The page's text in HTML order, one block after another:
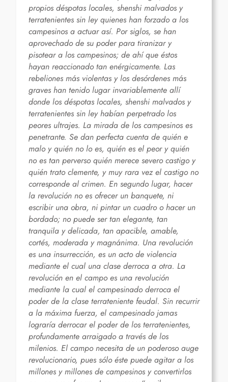
propios déspotas locales, shenshi malvados y
terratenientes sin ley quienes han forzado a los
campesinos a actuar así. Por siglos, se han
aprovechado de su poder para tiranizar y
pisotear a los campesinos; de ahí que éstos
hayan reaccionado tan enérgicamente. Las
rebeliones más violentas y los desórdenes más
graves han tenido lugar invariablemente allí
donde los déspotas locales, shenshi malvados y
terratenientes sin ley habían perpetrado los
peores ultrajes. La mirada de los campesinos es
penetrante. Se dan perfecta cuenta de quién e
malo y quién no lo es, quién es el peor y quién
no es tan perverso quién merece severo castigo y
quién trato clemente, y muy rara vez el castigo no
corresponde al crimen. En segundo lugar, hacer
la revolución no es ofrecer un banquete, ni
escribir una obra, ni pintar un cuadro o hacer un
bordado; no puede ser tan elegante, tan
tranquila y delicada, tan apacible, amable,
cortés, moderada y magnánima. Una revolución
es una insurrección, es un acto de violencia
mediante el cual una clase derroca a otra. La
revolución en el campo es una revolución
mediante la cual el campesinado derroca el
poder de la clase terrateniente feudal. Sin recurrir
a la máxima fuerza, el campesinado jamas
lograría derrocar el poder de los terratenientes,
profundamente arraigado a través de los
milenios. El campo necesita de un poderoso auge
revolucionario, pues sólo éste puede agitar a los
millones y millones de campesinos y convertirlos